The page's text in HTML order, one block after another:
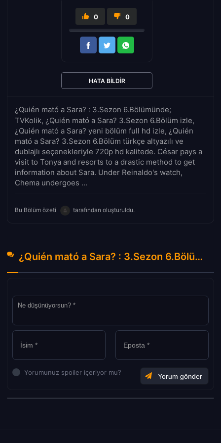
¿Quién mató a Sara? : 3.Sezon 6.Bölümünde;
TVKolik, ¿Quién mató a Sara? 3.Sezon 6.Bölüm izle,
¿Quién mató a Sara? yeni bölüm full hd izle, ¿Quién
mató a Sara? 3.Sezon 6.Bölüm türkçe altyazılı ve
dublajlı seçenekleriyle 720p hd kalitede. César pays a
visit to Tonya and resorts to a drastic method to get
information about Sara. Under Reinaldo's watch,
Chema undergoes ...
Bu Bölüm özeti tarafından oluşturuldu.
0 0
HATA BILDIR
¿Quién mató a Sara? : 3.Sezon 6.Bölüm Hakkında Yorumlar
Yorumunuz spoiler içeriyor mu?